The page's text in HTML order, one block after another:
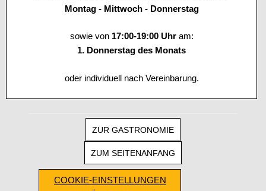
Montag - Mittwoch - Donnerstag
sowie von 17:00-19:00 Uhram:
1. Donnerstag des Monats
oder individuell nach Vereinbarung.
ZUR GASTRONOMIE
ZUM SEITENANFANG
COOKIE-EINSTELLUNGEN